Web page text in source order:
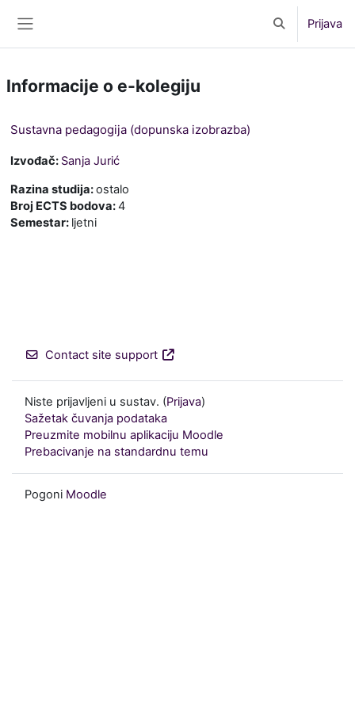
Toggle search
Prijava
Informacije o e-kolegiju
Sustavna pedagogija (dopunska izobrazba)
Izvođač: Sanja Jurić
Razina studija:ostalo
Broj ECTS bodova:4
Semestar: ljetni
Contact site support
Niste prijavljeni u sustav. (Prijava)
Sažetak čuvanja podataka
Preuzmite mobilnu aplikaciju Moodle
Prebacivanje na standardnu temu
Pogoni Moodle